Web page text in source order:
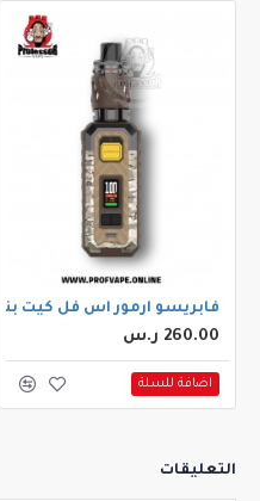
فابريسو ارمور اس فل كيت بني
260.00 ر.س
اضافة للسلة
التعليقات